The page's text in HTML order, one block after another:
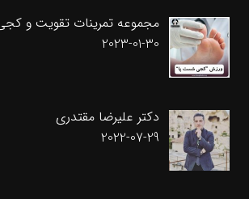
مجموعه تمرینات تقویت و
2023-01-30
دکتر علیرضا مقتدری
2022-07-29